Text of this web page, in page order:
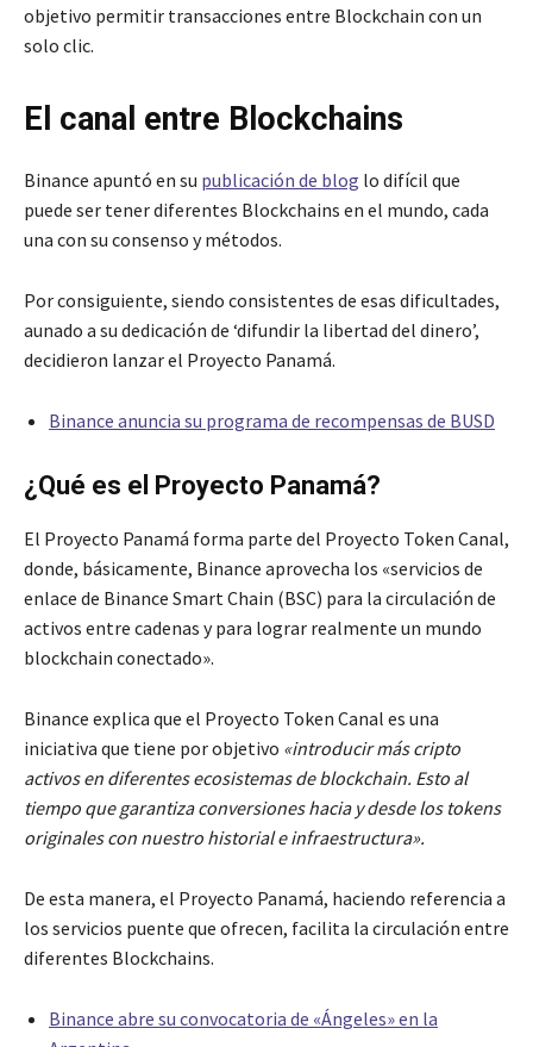
objetivo permitir transacciones entre Blockchain con un
solo clic.
El canal entre Blockchains
Binance apuntó en su publicación de blog lo difícil que
puede ser tener diferentes Blockchains en el mundo, cada
una con su consenso y métodos.
Por consiguiente, siendo consistentes de esas dificultades,
aunado a su dedicación de ‘difundir la libertad del dinero’,
decidieron lanzar el Proyecto Panamá.
Binance anuncia su programa de recompensas de BUSD
¿Qué es el Proyecto Panamá?
El Proyecto Panamá forma parte del Proyecto Token Canal,
donde, básicamente, Binance aprovecha los «servicios de
enlace de Binance Smart Chain (BSC) para la circulación de
activos entre cadenas y para lograr realmente un mundo
blockchain conectado».
Binance explica que el Proyecto Token Canal es una
iniciativa que tiene por objetivo «introducir más cripto
activos en diferentes ecosistemas de blockchain. Esto al
tiempo que garantiza conversiones hacia y desde los tokens
originales con nuestro historial e infraestructura».
De esta manera, el Proyecto Panamá, haciendo referencia a
los servicios puente que ofrecen, facilita la circulación entre
diferentes Blockchains.
Binance abre su convocatoria de «Ángeles» en la